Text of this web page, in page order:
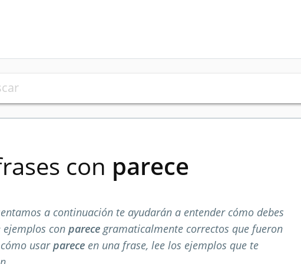
con parece
a continuación te ayudarán a entender cómo debes
ejemplos con parecegramaticalmente correctos que fueron
usarparece en una frase, lee los ejemplos que te